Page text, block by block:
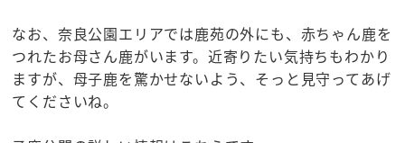
なお、奈良公園エリアでは鹿苑の外にも、赤ちゃん鹿を
つれたお母さん鹿がいます。近寄りたい気持ちもわかり
ますが、母子鹿を驚かせないよう、そっと見守ってあげ
てくださいね。